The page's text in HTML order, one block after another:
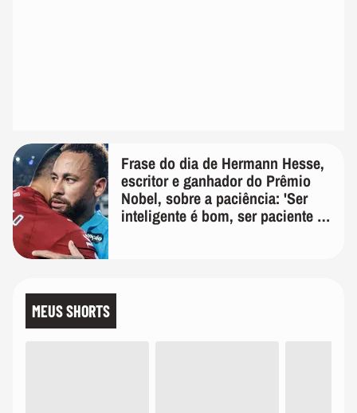
Frase do dia de Hermann Hesse,
escritor e ganhador do Prêmio
Nobel, sobre a paciência: 'Ser
inteligente é bom, ser paciente é
MEUS SHORTS